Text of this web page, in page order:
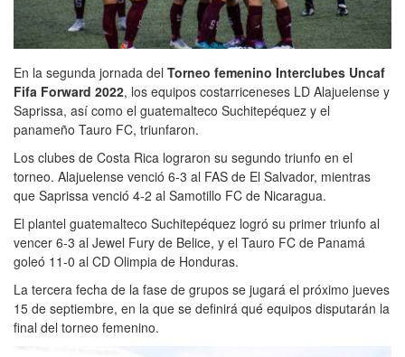
En la segunda jornada del Torneo femenino Interclubes Uncaf
Fifa Forward 2022, los equipos costarriceneses LD Alajuelense y
Saprissa, así como el guatemalteco Suchitepéquez y el
panameño Tauro FC, triunfaron.
Los clubes de Costa Rica lograron su segundo triunfo en el
torneo. Alajuelense venció 6-3 al FAS de El Salvador, mientras
que Saprissa venció 4-2 al Samotillo FC de Nicaragua.
El plantel guatemalteco Suchitepéquez logró su primer triunfo al
vencer 6-3 al Jewel Fury de Belice, y el Tauro FC de Panamá
goleó 11-0 al CD Olimpia de Honduras.
La tercera fecha de la fase de grupos se jugará el próximo jueves
15 de septiembre, en la que se definirá qué equipos disputarán la
final del torneo femenino.